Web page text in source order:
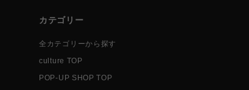
カテゴリー
全カテゴリーから探す
culture TOP
POP-UP SHOP TOP